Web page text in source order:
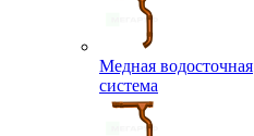
Медная водосточная
система